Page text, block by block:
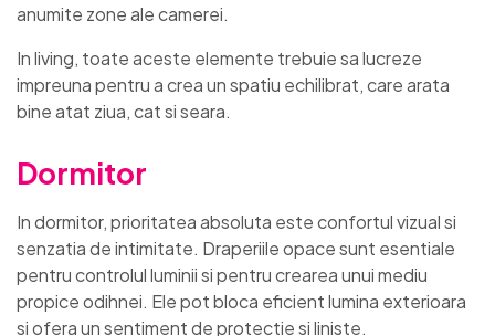
anumite zone ale camerei.
In living, toate aceste elemente trebuie sa lucreze
impreuna pentru a crea un spatiu echilibrat, care arata
bine atat ziua, cat si seara.
Dormitor
In dormitor, prioritatea absoluta este confortul vizual si
senzatia de intimitate. Draperiile opace sunt esentiale
pentru controlul luminii si pentru crearea unui mediu
propice odihnei. Ele pot bloca eficient lumina exterioara
si ofera un sentiment de protectie si liniste.